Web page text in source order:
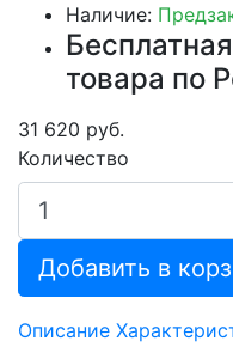
Наличие:
товара по
31 620 руб.
Количество
Добавить в
Описание